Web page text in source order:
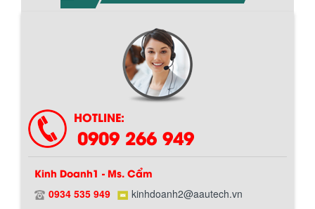
HOTLINE:
0909 266 949
Kinh Doanh1 - Ms. Cẩm
0934 535 949 kinhdoanh2@aautech.vn